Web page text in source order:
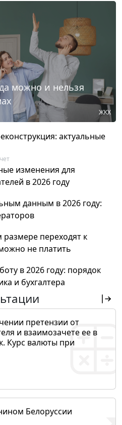
можно и нельзя
ЖКХ
актуальные
изменения для
в 2026 году
данным в 2026 году:
переходят к
не платить
в 2026 году: порядок
и бухгалтера
претензии от
и взаимозачете ее в
Курс валюты при
Белоруссии